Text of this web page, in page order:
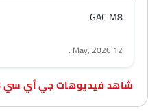
GAC M8
12 May, 2026
.
فيديوهات جي أي سي M8